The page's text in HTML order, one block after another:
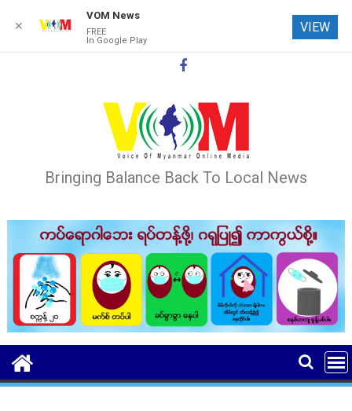
Bringing Balance Back To Local News
✕
VOM News
FREE
In Google Play
VIEW